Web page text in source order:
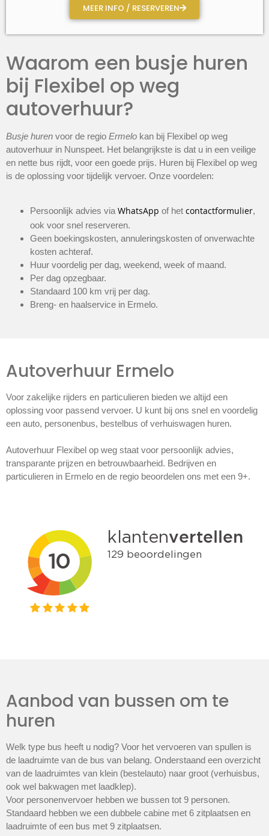
MEER INFO / RESERVEREN
Waarom een busje huren
bij Flexibel op weg
autoverhuur?
Busje huren voor de regio Ermelo kan bij Flexibel op weg
autoverhuur in Nunspeet. Het belangrijkste is dat u in een veilige
en nette bus rijdt, voor een goede prijs. Huren bij Flexibel op weg
is de oplossing voor tijdelijk vervoer. Onze voordelen:
Persoonlijk advies via WhatsApp of het contactformulier,
ook voor snel reserveren.
Geen boekingskosten, annuleringskosten of onverwachte
kosten achteraf.
Huur voordelig per dag, weekend, week of maand.
Per dag opzegbaar.
Standaard 100 km vrij per dag.
Breng- en haalservice in Ermelo.
Autoverhuur Ermelo
Voor zakelijke rijders en particulieren bieden we altijd een
oplossing voor passend vervoer. U kunt bij ons snel en voordelig
een auto, personenbus, bestelbus of verhuiswagen huren.
Autoverhuur Flexibel op weg staat voor persoonlijk advies,
transparante prijzen en betrouwbaarheid. Bedrijven en
particulieren in Ermelo en de regio beoordelen ons met een 9+.
Aanbod van bussen om te
huren
Welk type bus heeft u nodig? Voor het vervoeren van spullen is
de laadruimte van de bus van belang. Onderstaand een overzicht
van de laadruimtes van klein (bestelauto) naar groot (verhuisbus,
ook wel bakwagen met laadklep).
Voor personenvervoer hebben we bussen tot 9 personen.
Standaard hebben we een dubbele cabine met 6 zitplaatsen en
laadruimte of een bus met 9 zitplaatsen.